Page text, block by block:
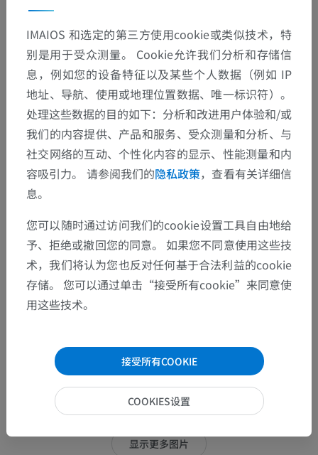
16张图中的15张图
显示更多图片
IMAIOS 和选定的第三方使用cookie或类似技术，特
别是用于受众测量。 Cookie允许我们分析和存储信
息，例如您的设备特征以及某些个人数据（例如 IP
地址、导航、使用或地理位置数据、唯一标识符）。
处理这些数据的目的如下：分析和改进用户体验和/或
我们的内容提供、产品和服务、受众测量和分析、与
社交网络的互动、个性化内容的显示、性能测量和内
容吸引力。 请参阅我们的隐私政策，查看有关详细信
息。
您可以随时通过访问我们的cookie设置工具自由地给
予、拒绝或撤回您的同意。 如果您不同意使用这些技
术，我们将认为您也反对任何基于合法利益的cookie
存储。 您可以通过单击“接受所有cookie”来同意使
用这些技术。
接受所有COOKIE
COOKIES设置